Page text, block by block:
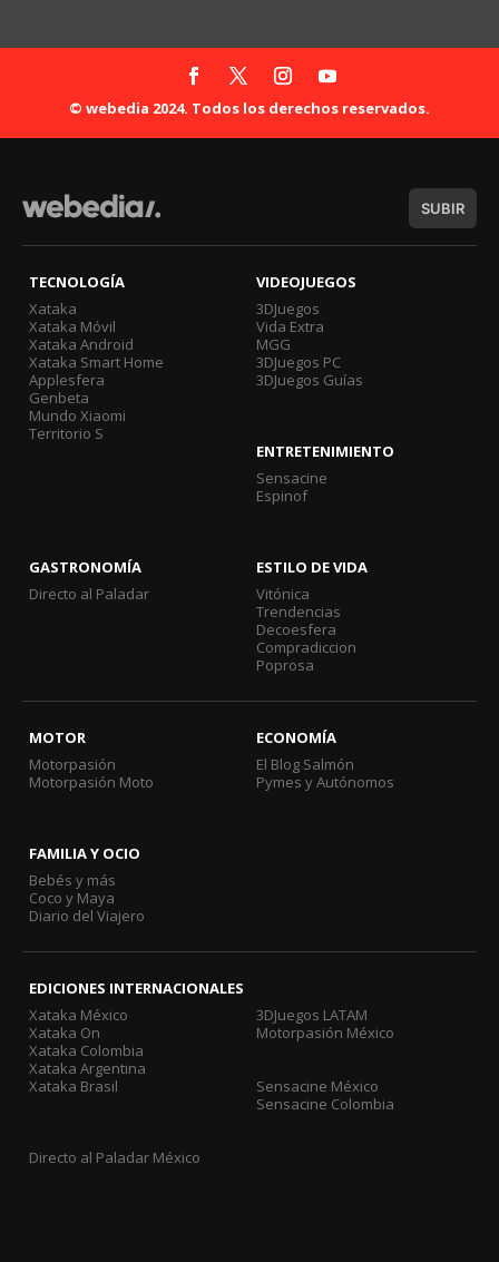
© webedia 2024. Todos los derechos reservados.
SUBIR
TECNOLOGÍA
Xataka
Xataka Móvil
Xataka Android
Xataka Smart Home
Applesfera
Genbeta
Mundo Xiaomi
Territorio S
VIDEOJUEGOS
3DJuegos
Vida Extra
MGG
3DJuegos PC
3DJuegos Guías
ENTRETENIMIENTO
Sensacine
Espinof
GASTRONOMÍA
Directo al Paladar
ESTILO DE VIDA
Vitónica
Trendencias
Decoesfera
Compradiccion
Poprosa
MOTOR
Motorpasión
Motorpasión Moto
ECONOMÍA
El Blog Salmón
Pymes y Autónomos
FAMILIA Y OCIO
Bebés y más
Coco y Maya
Diario del Viajero
EDICIONES INTERNACIONALES
Xataka México
Xataka On
Xataka Colombia
Xataka Argentina
Xataka Brasil
3DJuegos LATAM
Motorpasión México
Sensacine México
Sensacine Colombia
Directo al Paladar México